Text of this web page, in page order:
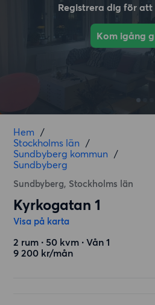
Registrera dig för
Kom igång
Hem /
Stockholms län /
Sundbyberg kommun /
Sundbyberg
Sundbyberg, Stockholms län
Kyrkogatan 1
Visa på karta
2 rum ∙ 50 kvm ∙ Vån 1
9 200 kr/mån